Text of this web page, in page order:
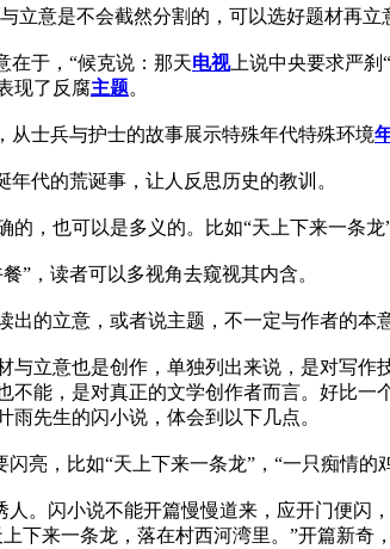
意是不会截然分割的，可以选好题材再立
于，“候克说：那天电视上说中央要求严刹
现了反腐主题。
士兵与护士的故事展示特殊年代特殊环境
代的荒诞事，让人反思历史的教训。
也可以是多义的。比如“天上下来一条龙”
，读者可以多视角去窥视其内含。
的立意，或者说主题，不一定与作者的本
立意也是创作，单独列出来说，是对写作
不能，是对真正的文学创作者而言。好比一
雨先生的闪小说，体会到以下几点。
，比如“天上下来一条龙”，“一只痴情的鸡
闪小说不能开篇慢慢道来，应开门便闪
上下来一条龙，落在村西河湾里。”开篇新